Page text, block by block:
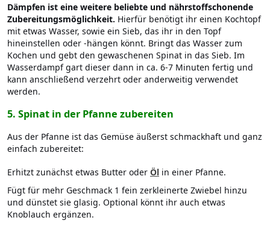
Dämpfen ist eine weitere beliebte und nährstoffschonende
Zubereitungsmöglichkeit. Hierfür benötigt ihr einen Kochtopf
mit etwas Wasser, sowie ein Sieb, das ihr in den Topf
hineinstellen oder -hängen könnt. Bringt das Wasser zum
Kochen und gebt den gewaschenen Spinat in das Sieb. Im
Wasserdampf gart dieser dann in ca. 6-7 Minuten fertig und
kann anschließend verzehrt oder anderweitig verwendet
werden.
5. Spinat in der Pfanne zubereiten
Aus der Pfanne ist das Gemüse äußerst schmackhaft und ganz
einfach zubereitet:
Erhitzt zunächst etwas Butter oder Öl in einer Pfanne.
Fügt für mehr Geschmack 1 fein zerkleinerte Zwiebel hinzu
und dünstet sie glasig. Optional könnt ihr auch etwas
Knoblauch ergänzen.